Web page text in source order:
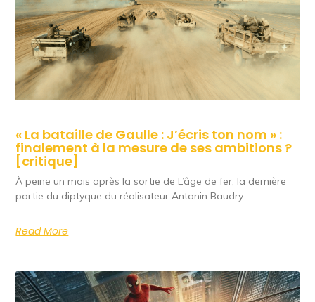
« La bataille de Gaulle : J’écris ton nom » :
finalement à la mesure de ses ambitions ?
[critique]
À peine un mois après la sortie de L’âge de fer, la dernière
partie du diptyque du réalisateur Antonin Baudry
Read More